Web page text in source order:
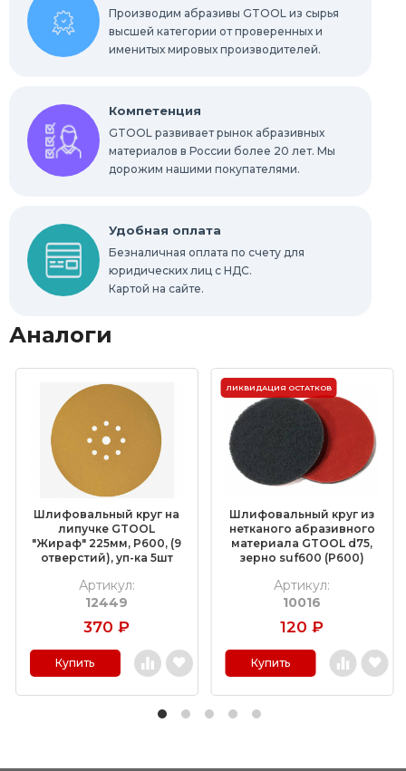
Производим абразивы GTOOL из сырья
высшей категории от проверенных и
именитых мировых производителей.
Компетенция
GTOOL развивает рынок абразивных
материалов в России более 20 лет. Мы
дорожим нашими покупателями.
Удобная оплата
Безналичная оплата по счету для
юридических лиц с НДС.
Картой на сайте.
Аналоги
Шлифовальный круг на
липучке GTOOL
"Жираф" 225мм, P600, (9
отверстий), уп-ка 5шт
Артикул:
12449
370 ₽
Купить
ЛИКВИДАЦИЯ ОСТАТКОВ
Шлифовальный круг из
нетканого абразивного
материала GTOOL d75,
зерно suf600 (P600)
Артикул:
10016
120 ₽
Купить